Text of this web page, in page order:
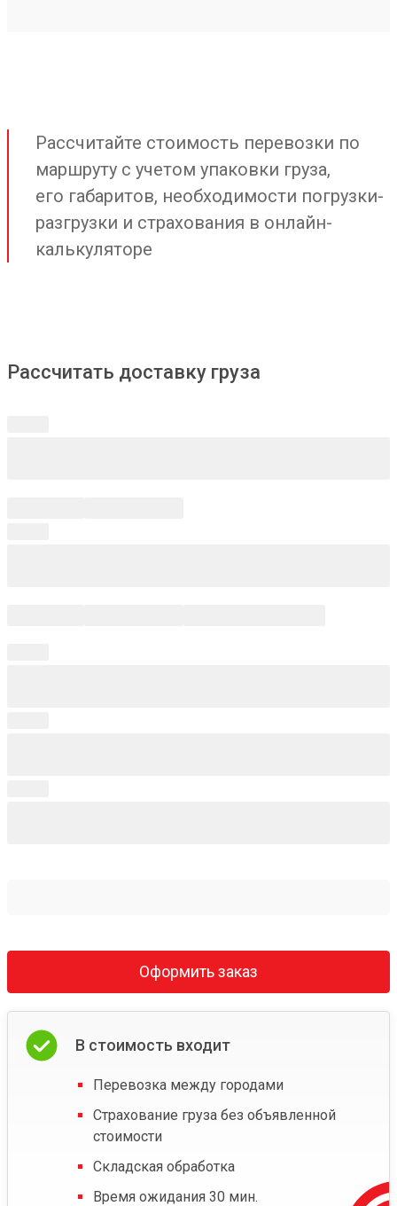
Рассчитайте стоимость перевозки по
маршруту с учетом упаковки груза,
его габаритов, необходимости погрузки-
разгрузки и страхования в онлайн-
калькуляторе
Рассчитать доставку груза
Оформить заказ
В стоимость входит
Перевозка между городами
Страхование груза без объявленной
стоимости
Складская обработка
Время ожидания 30 мин.